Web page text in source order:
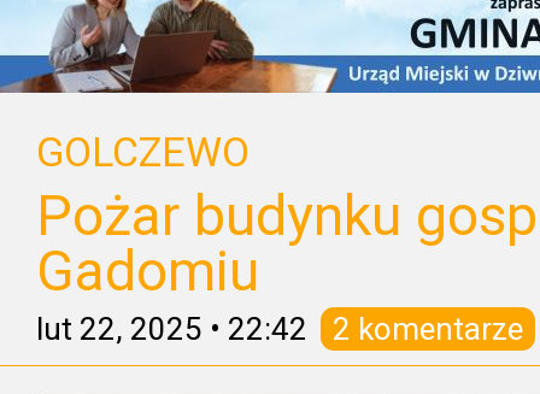
GOLCZEWO
Pożar budynku
Gadomiu
lut 22, 2025 • 22:42 2 komentarze